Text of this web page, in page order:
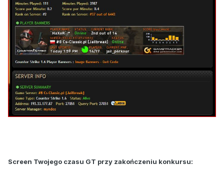
Screen Twojego czasu GT przy zakończeniu konkursu: